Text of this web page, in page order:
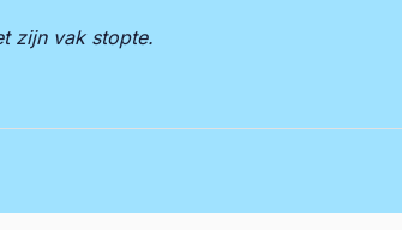
zijn vak stopte.